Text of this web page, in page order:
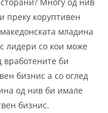
преку коруптивен
младина
лидери со кои може
би
бизнис а со оглед
од нив би имале
бизнис.